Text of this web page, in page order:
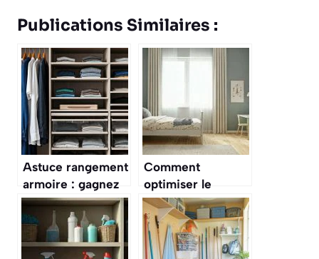
Publications Similaires :
Astuce rangement
armoire : gagnez
de l’espace
facilement !
Comment
optimiser le
rangement dans la
chambre d’enfant
?